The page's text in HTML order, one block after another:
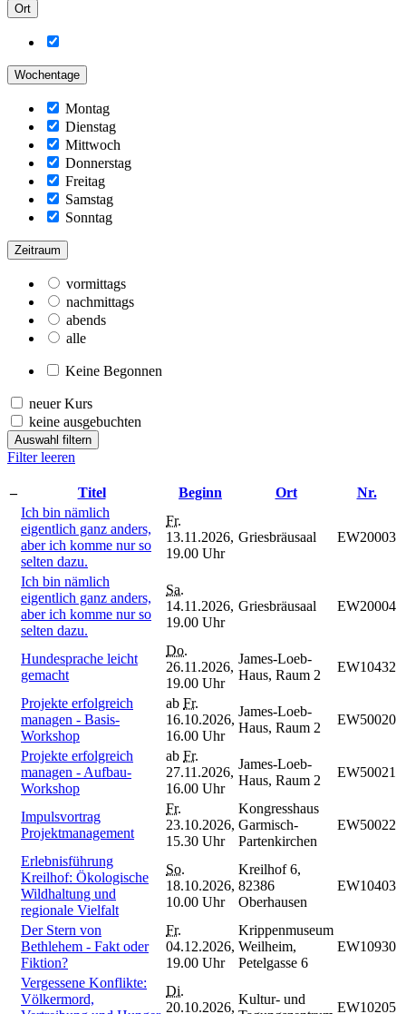
Ort
Wochentage
Montag
Dienstag
Mittwoch
Donnerstag
Freitag
Samstag
Sonntag
Zeitraum
vormittags
nachmittags
abends
alle
Keine Begonnen
neuer Kurs
keine ausgebuchten
Auswahl filtern
Filter leeren
– Titel Beginn Ort
Nr.
Ich bin nämlich
eigentlich ganz anders,
aber ich komme nur so
selten dazu.
Fr.
13.11.2026,
19.00 Uhr
Griesbräusaal EW20003
Ich bin nämlich
eigentlich ganz anders,
aber ich komme nur so
selten dazu.
Sa.
14.11.2026,
19.00 Uhr
Griesbräusaal EW20004
Hundesprache leicht
gemacht
Do.
26.11.2026,
19.00 Uhr
James-Loeb-
Haus, Raum 2
EW10432
Projekte erfolgreich
managen - Basis-
Workshop
ab Fr.
16.10.2026,
16.00 Uhr
James-Loeb-
Haus, Raum 2
EW50020
Projekte erfolgreich
managen - Aufbau-
Workshop
ab Fr.
27.11.2026,
16.00 Uhr
James-Loeb-
Haus, Raum 2
EW50021
Impulsvortrag
Projektmanagement
Fr.
23.10.2026,
15.30 Uhr
Kongresshaus
Garmisch-
Partenkirchen
EW50022
Erlebnisführung
Kreilhof: Ökologische
Wildhaltung und
regionale Vielfalt
So.
18.10.2026,
10.00 Uhr
Kreilhof 6,
82386
Oberhausen
EW10403
Der Stern von
Bethlehem - Fakt oder
Fiktion?
Fr.
04.12.2026,
19.00 Uhr
Krippenmuseum
Weilheim,
Petelgasse 6
EW10930
Vergessene Konflikte:
Völkermord,
Di.
20.10.2026,
Kultur- und
EW10205